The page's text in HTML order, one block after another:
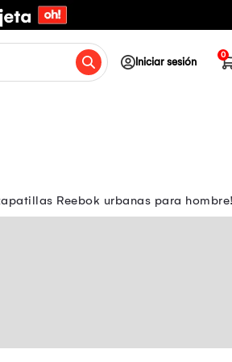
Iniciar sesión
0
Reebok urbanas para hombre!